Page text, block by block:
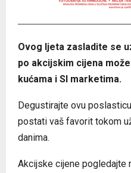
Ovog ljeta zasladite se
po akcijskim cijena
kućama i Sl marketima.
Degustirajte ovu
postati vaš favorit tokom
danima.
Akcijske cijene pogledajte